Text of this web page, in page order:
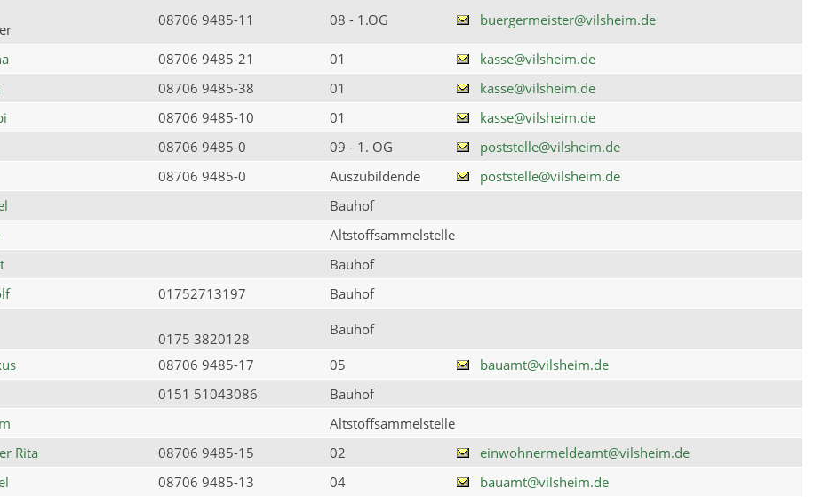
08706 9485-11 08 - 1.OG buergermeister@vilsheim.de
08706 9485-21 01
kasse@vilsheim.de
08706 9485-38 01
kasse@vilsheim.de
08706 9485-10 01
kasse@vilsheim.de
08706 9485-0 09 - 1. OG
poststelle@vilsheim.de
08706 9485-0 Auszubildende
poststelle@vilsheim.de
Bauhof
Altstoffsammelstelle
Bauhof
01752713197
Bauhof
0175 3820128
Bauhof
08706 9485-17 05
bauamt@vilsheim.de
0151 51043086
Bauhof
Altstoffsammelstelle
Rita
08706 9485-15 02
einwohnermeldeamt@vilsheim.de
08706 9485-13 04
bauamt@vilsheim.de